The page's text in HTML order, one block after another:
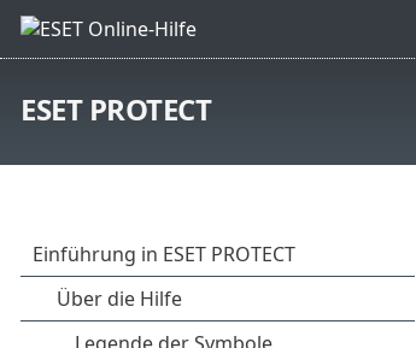
ESET PROTECT